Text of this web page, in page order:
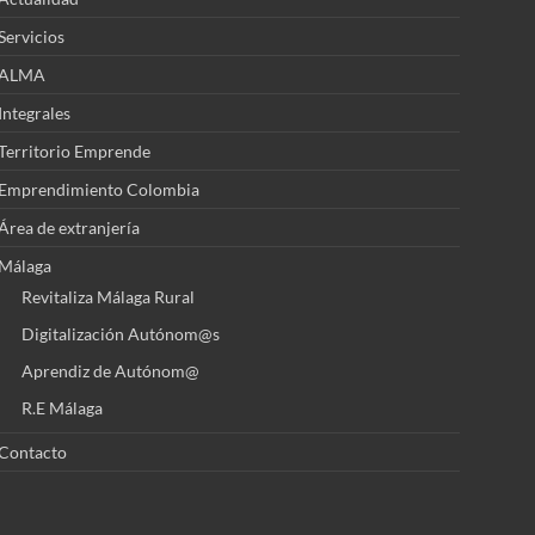
Integrales
Emprende
Emprendimiento Colombia
de extranjería
Málaga
Revitaliza Málaga Rural
Digitalización Autónom@s
Aprendiz de Autónom@
R.E Málaga